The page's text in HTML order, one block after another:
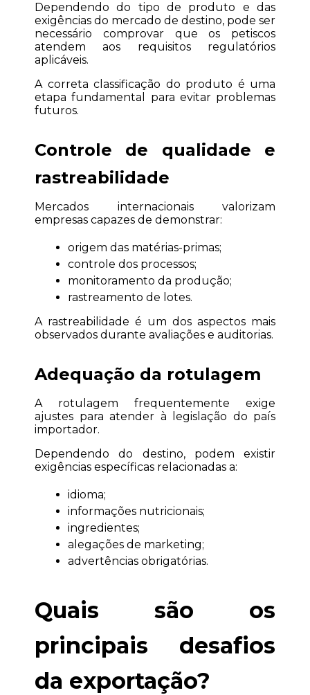
Dependendo do tipo de produto e das
exigências do mercado de destino, pode ser
necessário comprovar que os petiscos
atendem aos requisitos regulatórios
aplicáveis.
A correta classificação do produto é uma
etapa fundamental para evitar problemas
futuros.
Controle de qualidade e
rastreabilidade
Mercados internacionais valorizam
empresas capazes de demonstrar:
origem das matérias-primas;
controle dos processos;
monitoramento da produção;
rastreamento de lotes.
A rastreabilidade é um dos aspectos mais
observados durante avaliações e auditorias.
Adequação da rotulagem
A rotulagem frequentemente exige
ajustes para atender à legislação do país
importador.
Dependendo do destino, podem existir
exigências específicas relacionadas a:
idioma;
informações nutricionais;
ingredientes;
alegações de marketing;
advertências obrigatórias.
Quais são os
principais desafios
da exportação?